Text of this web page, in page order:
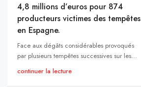
4,8 millions d’euros pour 874
producteurs victimes des tempêtes
en Espagne.
Face aux dégâts considérables provoqués
par plusieurs tempêtes successives sur les...
continuer la lecture